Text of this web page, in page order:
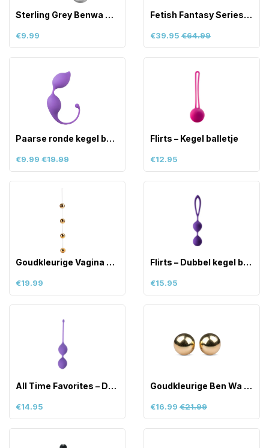
Sterling Grey Benwa Balls
€9.99
Fetish Fantasy Series – Vibrerende holl
€39.95 €64.99
Paarse ronde kegel balletjes
€9.99 €19.99
Flirts – Kegel balletje
€12.95
Goudkleurige Vagina Balletjes
€19.99
Flirts – Dubbel kegel balletje
€15.95
All Time Favorites – Duo ballen –
€14.95
Goudkleurige Ben Wa Ballen 25 mm
€16.99 €21.99